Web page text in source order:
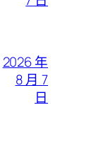
2026 年
8 月 7
日